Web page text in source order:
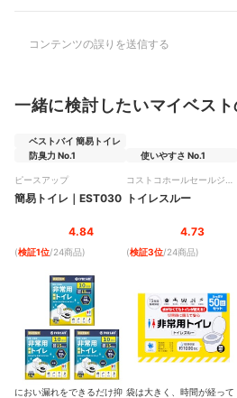
コンテンツの誤りを送信する
一緒に検討したいマイベス
ベストバイ 簡易トイレ
防臭力 No.1
ピースアップ
簡易トイレ ｜ EST030
4.84
(検証1位/24商品)
におい漏れをできるだけ抑
使いやすさ No.1
コストコホールセールジャ
パン
トイレスルー
4.73
(検証3位/24商品)
袋は大きく、時間が経って